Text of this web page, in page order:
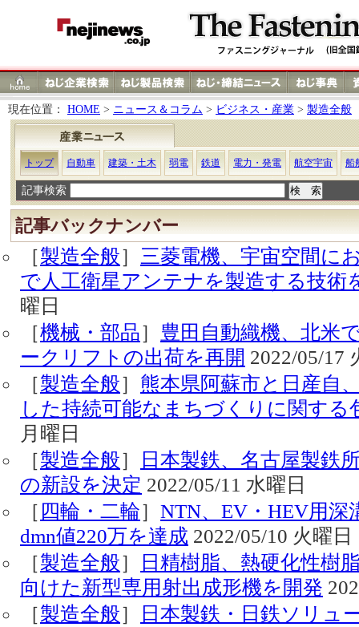
現在位置： HOME > ニュース＆コラム > ビジネス・産業 > 製造全般
トップ 自動車 建築・土木 弱電 鉄道 電力・発電 航空宇宙 船
記事検索
記事バックナンバー
［製造全般］ 三菱電機、宇宙空間に
で人工衛星アンテナを製造する技術
曜日
［機械・部品］ 豊田自動織機、北米
ークリフトの出荷を再開 2022/05/17
［製造全般］ 熊本県阿蘇市と日産自
した持続可能なまちづくりに関する
月曜日
［製造全般］
日本製鉄、名古屋製鉄
の新設を決定 2022/05/11 水曜日
［ 四輪・二輪］ NTN、EV・HEV用深
dmn値220万を達成 2022/05/10 火曜日
［製造全般］
日精樹脂、熱硬化性樹
向けた新型専用射出成形機を開発
［製造全般］
日本製鉄・日鉄ソリュ